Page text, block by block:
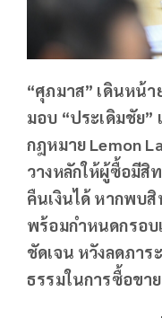
“ศุภมาส” เดินหน้
มอบ “ประเดิมชัย”
กฎหมาย Lemon
วางหลักให้ผู้ซื้อมีสิ
คืนเงินได้ หากพบ
พร้อมกำหนดกรอบ
ชัดเจน หวังลดภา
ธรรมในการซื้อขา